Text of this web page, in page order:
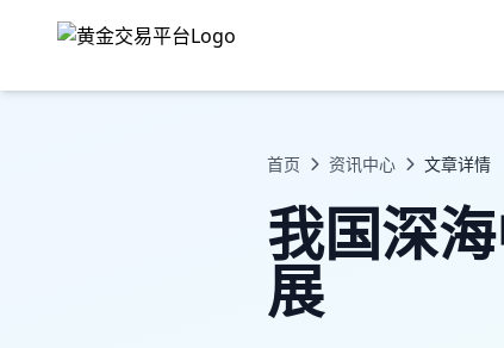
首页 资讯中心 文章详情
我国深
展